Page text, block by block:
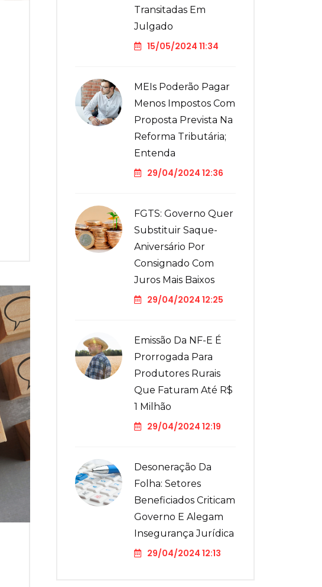
Transitadas Em
Julgado
15/05/2024 11:34
MEIs Poderão Pagar
Menos Impostos Com
Proposta Prevista Na
Reforma Tributária;
Entenda
29/04/2024 12:36
FGTS: Governo Quer
Substituir Saque-
Aniversário Por
Consignado Com
Juros Mais Baixos
29/04/2024 12:25
Emissão Da NF-E É
Prorrogada Para
Produtores Rurais
Que Faturam Até R$
1 Milhão
29/04/2024 12:19
Desoneração Da
Folha: Setores
Beneficiados Criticam
Governo E Alegam
Insegurança Jurídica
29/04/2024 12:13